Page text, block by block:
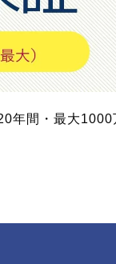
年間・最大1000